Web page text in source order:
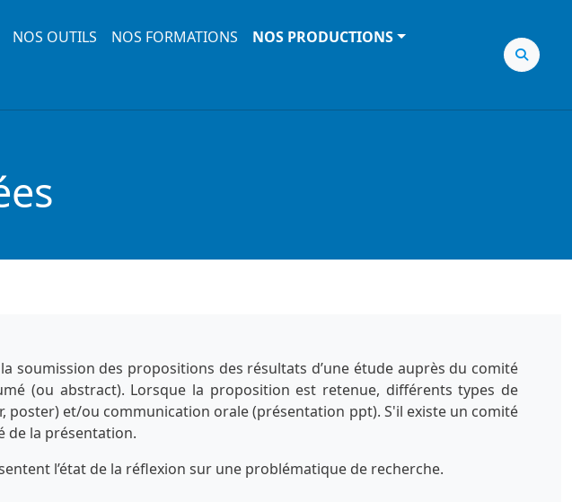
NOS OUTILS NOS FORMATIONS
NOS PRODUCTIONS
soumission des propositions des résultats d’une étude auprès du comité
(ou abstract). Lorsque la proposition est retenue, différents types de
et/ou communication orale (présentation ppt). S'il existe un comité
de la présentation.
l’état de la réflexion sur une problématique de recherche.